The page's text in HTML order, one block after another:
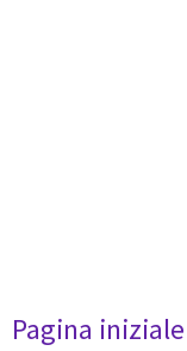
Pagina iniziale